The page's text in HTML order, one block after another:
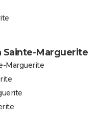
Sainte-Marguerite
Marguerite